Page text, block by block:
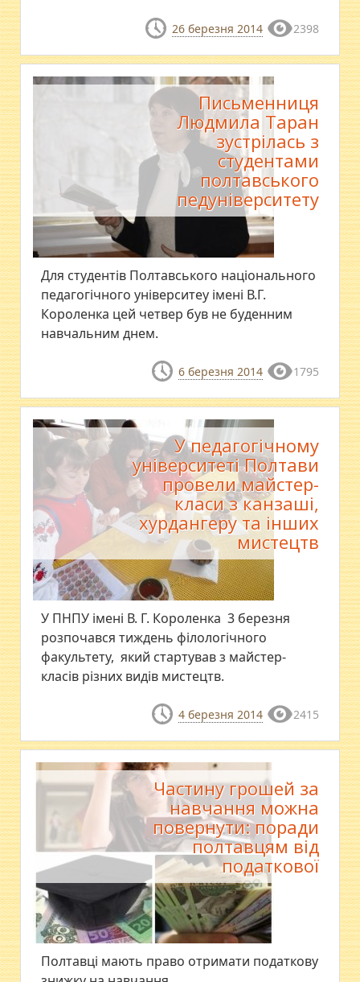
26 березня 2014 2398
Письменниця
Людмила Таран
зустрілась з
студентами
полтавського
педуніверситету
Для студентів Полтавського національного
педагогічного університеу імені В.Г.
Короленка цей четвер був не буденним
навчальним днем.
6 березня 2014 1795
У педагогічному
університеті Полтави
провели майстер-
класи з канзаші,
хурдангеру та інших
мистецтв
У ПНПУ імені В. Г. Короленка 3 березня
розпочався тиждень філологічного
факультету, який стартував з майстер-
класів різних видів мистецтв.
4 березня 2014 2415
Частину грошей за
навчання можна
повернути: поради
полтавцям від
податкової
Полтавці мають право отримати податкову